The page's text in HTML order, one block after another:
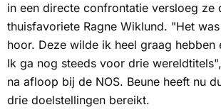
in een directe confrontatie versloeg ze
thuisfavoriete Ragne Wiklund. "Het
hoor. Deze wilde ik heel graag hebben
Ik ga nog steeds voor drie
na afloop bij de NOS. Beune heeft nu
drie doelstellingen bereikt.